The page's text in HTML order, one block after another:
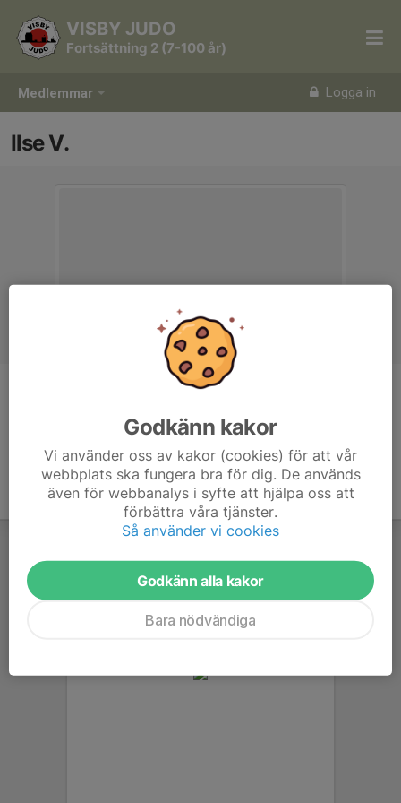
Medlemmar Logga in
VISBY JUDO
Fortsättning 2 (7-100 år)
Ilse V.
Godkänn kakor
Vi använder oss av kakor (cookies) för att vår
webbplats ska fungera bra för dig. De används
även för webbanalys i syfte att hjälpa oss att
förbättra våra tjänster.
Så använder vi cookies
Godkänn alla kakor
Bara nödvändiga